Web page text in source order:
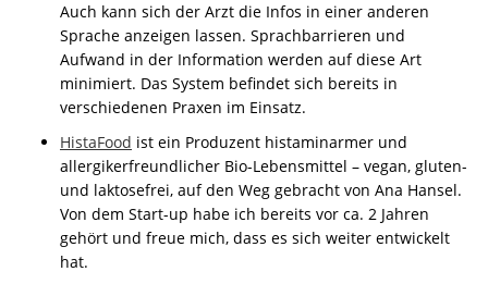
Auch kann sich der Arzt die Infos in einer anderen
Sprache anzeigen lassen. Sprachbarrieren und
Aufwand in der Information werden auf diese Art
minimiert. Das System befindet sich bereits in
verschiedenen Praxen im Einsatz.
HistaFood ist ein Produzent histaminarmer und
allergikerfreundlicher Bio-Lebensmittel – vegan, gluten-
und laktosefrei, auf den Weg gebracht von Ana Hansel.
Von dem Start-up habe ich bereits vor ca. 2 Jahren
gehört und freue mich, dass es sich weiter entwickelt
hat.